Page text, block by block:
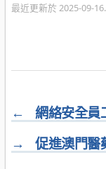
最近更新於 2025-09-16.
←
網絡安全員
→
促進澳門醫